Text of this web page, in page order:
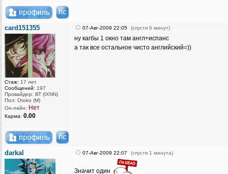
card151355
Стаж: 17 лет
Сообщений: 197
Провайдер: ВТ (IXNN)
Пол: Otoko (M)
Он-лайн: Нет
Карма: 0.00
07-Авг-2009 22:05 (спустя 6 минут)
ну кагбы 1 окно там англ+испанс
а так все остальное чисто английский=))
darkal 07-Авг-2009 22:07 (спустя 1 минута)
Значит один